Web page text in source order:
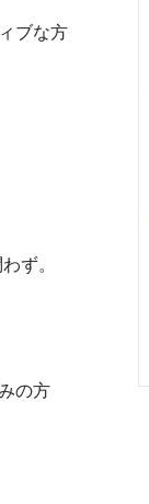
ブな方
ず。
の⽅